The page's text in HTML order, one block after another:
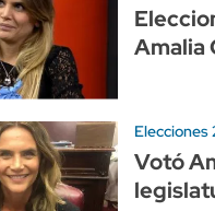
Amalia
Elecciones
Votó